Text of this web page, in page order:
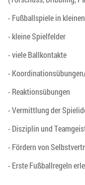
- Fußballspiele in
- kleine Spielfelder
- viele Ballkontakte
-
- Reaktionsübungen
- Vermittlung der
- Disziplin und
- Fördern von
- Erste Fußballregeln